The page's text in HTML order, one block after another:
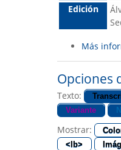
Edición
Más
Opciones
Texto:
Variante
Mostrar:
<lb>